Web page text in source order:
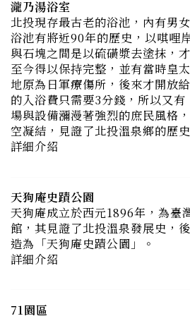
與石塊之間是以硫磺漿去塗抹，
至今得以保持完整，並有當時皇
地原為日軍療傷所，後來才開放
的入浴費只需要3分錢，所以又有
場與設備瀰漫著強烈的庶民風格
空凝結，見證了北投溫泉鄉的歷
詳細介紹
館，其見證了北投溫泉發展史，
造為「天狗庵史蹟公園」。
詳細介紹
71園區
另於他址重建新校舍，原址在